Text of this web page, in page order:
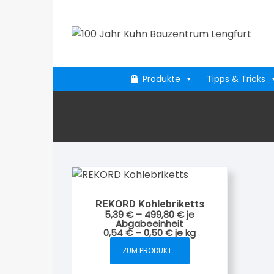
springen
Produkte Tipps & Tricks
REKORD Kohlebriketts
5,39€– 499,80€je
Abgabeeinheit
0,54€–0,50€jekg
ZUM PRODUKT...